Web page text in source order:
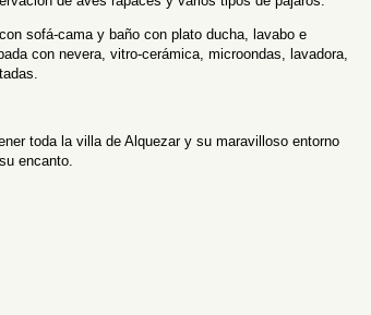
sofá-cama y baño con plato ducha, lavabo e
con nevera, vitro-cerámica, microondas, lavadora,
toda la villa de Alquezar y su maravilloso entorno
encanto.